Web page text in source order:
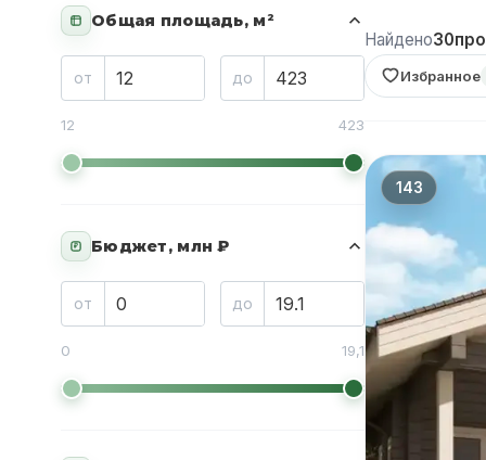
Общая площадь, м²
от до
12 423
₽ Бюджет, млн ₽
от до
0 19,1
Найдено30
Избранное
143